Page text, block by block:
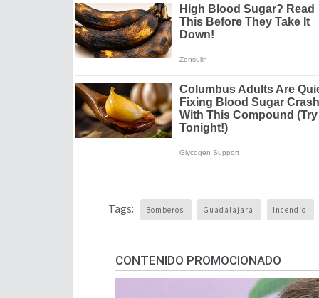
Tags: Bomberos Guadalajara Incendio
CONTENIDO PROMOCIONADO